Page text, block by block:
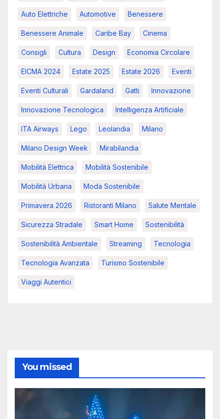
Auto Elettriche Automotive Benessere
Benessere Animale Caribe Bay Cinema
Consigli Cultura Design Economia Circolare
EICMA 2024 Estate 2025 Estate 2026 Eventi
Eventi Culturali Gardaland Gatti Innovazione
Innovazione Tecnologica Intelligenza Artificiale
ITA Airways Lego Leolandia Milano
Milano Design Week Mirabilandia
Mobilità Elettrica Mobilità Sostenibile
Mobilità Urbana Moda Sostenibile
Primavera 2026 Ristoranti Milano Salute Mentale
Sicurezza Stradale Smart Home Sostenibilità
Sostenibilità Ambientale Streaming Tecnologia
Tecnologia Avanzata Turismo Sostenibile
Viaggi Autentici
You missed